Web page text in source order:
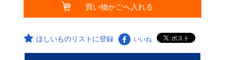
ほしいものリストに登録 いいね